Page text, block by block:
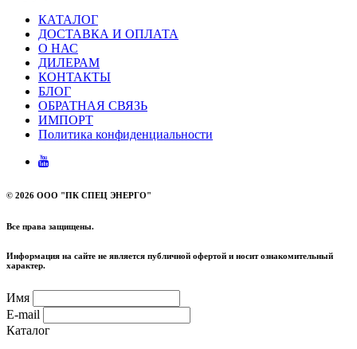
КАТАЛОГ
ДОСТАВКА И ОПЛАТА
О НАС
ДИЛЕРАМ
КОНТАКТЫ
БЛОГ
ОБРАТНАЯ СВЯЗЬ
ИМПОРТ
Политика конфиденциальности
© 2026 ООО "ПК СПЕЦ ЭНЕРГО"
Все права защищены.
Информация на сайте не является публичной офертой и носит ознакомительный
характер.
Имя
E-mail
Каталог